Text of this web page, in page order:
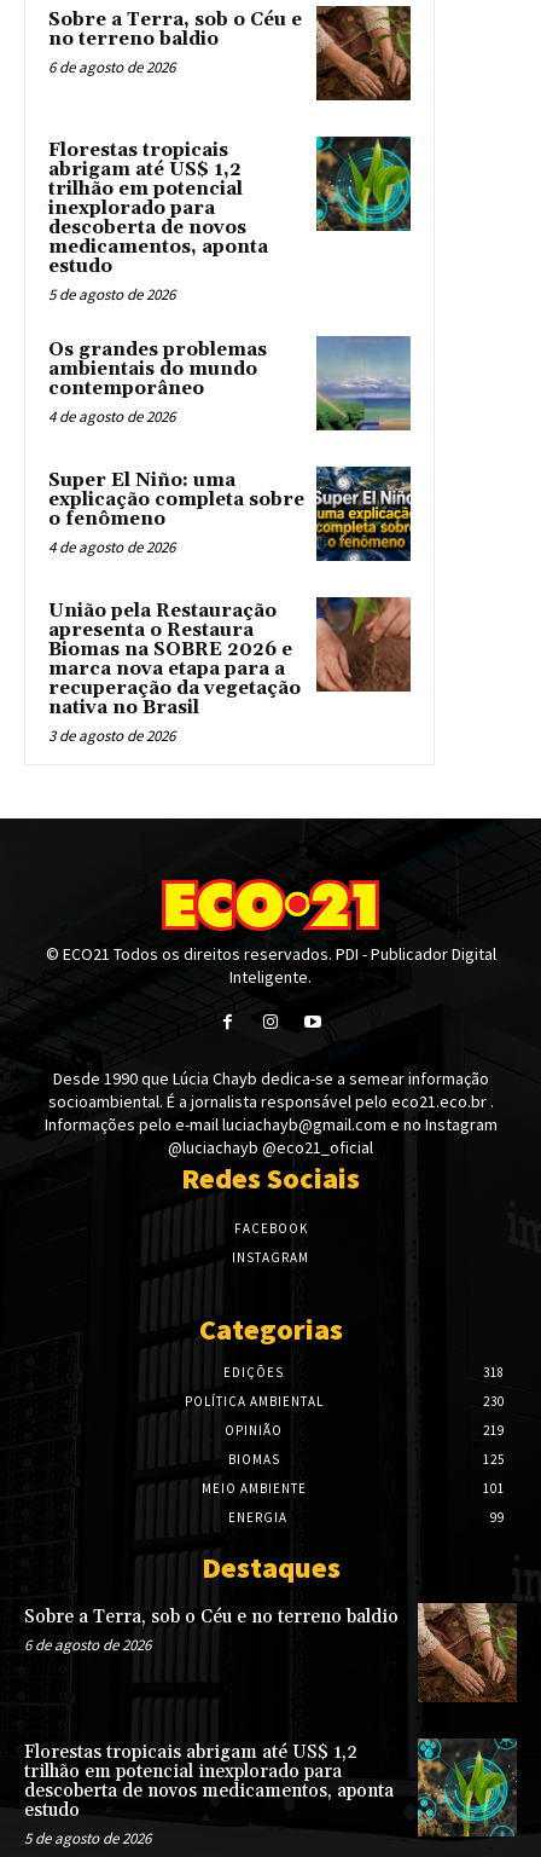
Sobre a Terra, sob o Céu e
no terreno baldio
6 de agosto de 2026
Florestas tropicais
abrigam até US$ 1,2
trilhão em potencial
inexplorado para
descoberta de novos
medicamentos, aponta
estudo
5 de agosto de 2026
Os grandes problemas
ambientais do mundo
contemporâneo
4 de agosto de 2026
Super El Niño: uma
explicação completa sobre
o fenômeno
4 de agosto de 2026
União pela Restauração
apresenta o Restaura
Biomas na SOBRE 2026 e
marca nova etapa para a
recuperação da vegetação
nativa no Brasil
3 de agosto de 2026
© ECO21 Todos os direitos reservados. PDI - Publicador Digital
Inteligente.
Desde 1990 que Lúcia Chayb dedica-se a semear informação
socioambiental. É a jornalista responsável pelo eco21.eco.br .
Informações pelo e-mail luciachayb@gmail.com e no Instagram
@luciachayb @eco21_oficial
Redes Sociais
FACEBOOK
INSTAGRAM
Categorias
EDIÇÕES
318
POLÍTICA AMBIENTAL
230
OPINIÃO
219
BIOMAS
125
MEIO AMBIENTE
101
ENERGIA
99
Destaques
Sobre a Terra, sob o Céu e no terreno baldio
6 de agosto de 2026
Florestas tropicais abrigam até US$ 1,2
trilhão em potencial inexplorado para
descoberta de novos medicamentos, aponta
estudo
5 de agosto de 2026